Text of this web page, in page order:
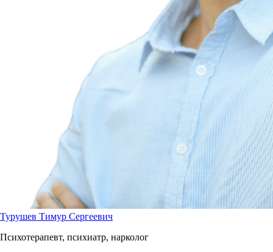
Турушев Тимур Сергеевич
Психотерапевт, психиатр, нарколог